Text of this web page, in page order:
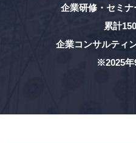
企業研修・セミ
累計
企業コンサルテ
※2025年